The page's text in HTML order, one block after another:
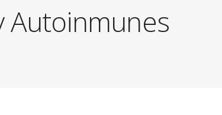
Autoinmunes